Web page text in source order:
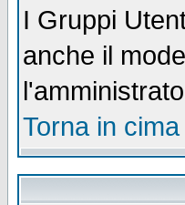
I Gruppi
anche il
Torna in cima